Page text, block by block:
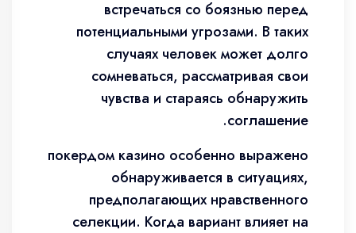
встречаться со боязнью перед
потенциальными угрозами. В таких
случаях человек может долго
сомневаться, рассматривая свои
чувства и стараясь обнаружить
соглашение.
покердом казино особенно выражено
обнаруживается в ситуациях,
предполагающих нравственного
селекции. Когда вариант влияет на